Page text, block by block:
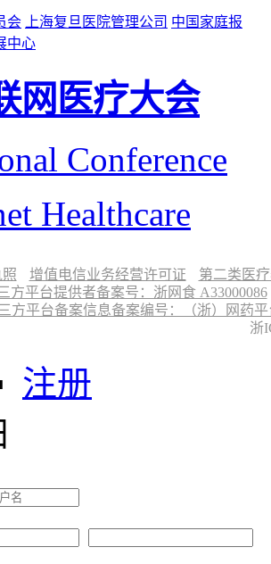
会 上海复旦医院管理公司 中国家庭报
中心
网医疗大会
Conference
Healthcare
增值电信业务经营许可证
第二类医
方平台提供者备案号：浙网食 A33000086
方平台备案信息备案编号：（浙）网药平
浙
注册